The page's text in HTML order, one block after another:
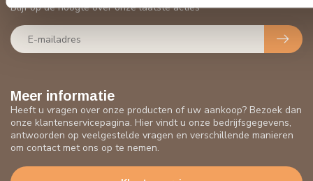
Meer informatie
Heeft u vragen over onze producten of uw aankoop? Bezoek dan
onze klantenservicepagina. Hier vindt u onze bedrijfsgegevens,
antwoorden op veelgestelde vragen en verschillende manieren
om contact met ons op te nemen.
Blijf op de hoogte over onze laatste acties